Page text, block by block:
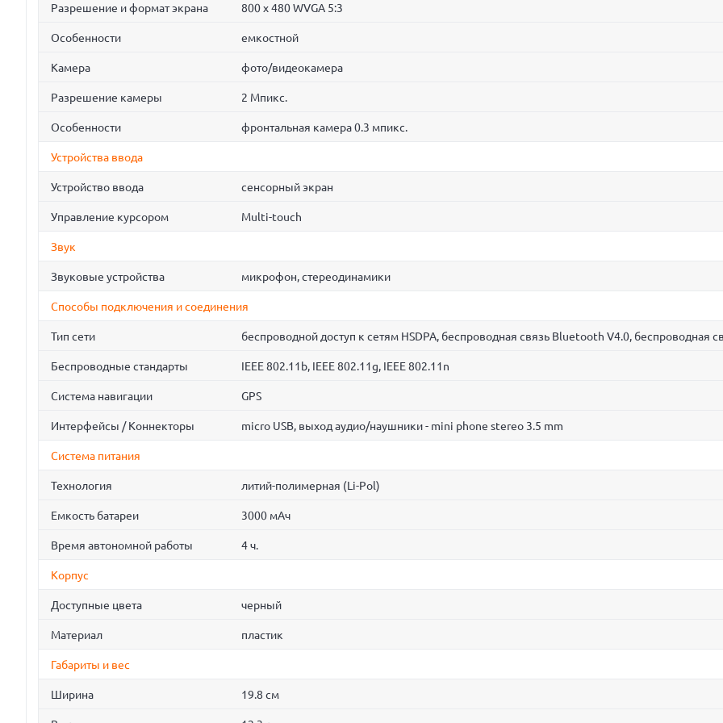
Разрешение и формат экрана 800 x 480 WVGA 5:3
Особенности емкостной
Камера фото/видеокамера
Разрешение камеры 2 Мпикс.
Особенности фронтальная камера 0.3 мпикс.
Устройства ввода
Устройство ввода сенсорный экран
Управление курсором Multi-touch
Звук
Звуковые устройства микрофон, стереодинамики
Способы подключения и соединения
Тип сети беспроводной доступ к сетям HSDPA, беспроводная связь Bluetooth V4.0, беспроводная
Беспроводные стандарты IEEE 802.11b, IEEE 802.11g, IEEE 802.11n
Система навигации GPS
Интерфейсы / Коннекторы micro USB, выход аудио/наушники - mini phone stereo 3.5 mm
Система питания
Технология литий-полимерная (Li-Pol)
Емкость батареи 3000 мАч
Время автономной работы 4 ч.
Корпус
Доступные цвета черный
Материал пластик
Габариты и вес
Ширина 19.8 см